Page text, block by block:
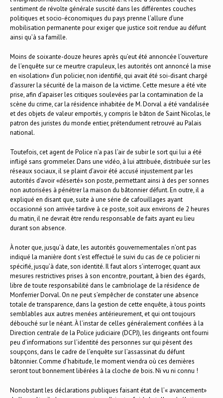
sentiment de révolte générale suscité dans les différentes couches
politiques et socio-économiques du pays prenne l’allure d’une
mobilisation permanente pour exiger que justice soit rendue au défunt
ainsi qu’à sa famille.
Moins de soixante-douze heures après qu’eut été annoncée l’ouverture
de l’enquête sur ce meurtre crapuleux, les autorités ont annoncé la mise
en «isolation» d’un policier, non identifié, qui avait été soi-disant chargé
d’assurer la sécurité de la maison de la victime. Cette mesure a été vite
prise, afin d’apaiser les critiques soulevées par la contamination de la
scène du crime, car la résidence inhabitée de M. Dorval a été vandalisée
et des objets de valeur emportés, y compris le bâton de Saint Nicolas, le
patron des juristes du monde entier, prétendument retrouvé au Palais
national.
Toutefois, cet agent de Police n’a pas l’air de subir le sort qui lui a été
infligé sans grommeler. Dans une vidéo, à lui attribuée, distribuée sur les
réseaux sociaux, il se plaint d’avoir été accusé injustement par les
autorités d’avoir «déserté» son poste, permettant ainsi à des per sonnes
non autorisées à pénétrer la maison du bâtonnier défunt. En outre, il a
expliqué en disant que, suite à une série de cafouillages ayant
occasionné son arrivée tardive à ce poste, soit aux environs de 2 heures
du matin, il ne devrait être rendu responsable de faits ayant eu lieu
durant son absence.
À noter que, jusqu’à date, les autorités gouvernementales n’ont pas
indiqué la manière dont s’est effectué le suivi du cas de ce policier ni
spécifié, jusqu’à date, son identité. Il faut alors s’interroger, quant aux
mesures restrictives prises à son encontre, pourtant, à bien des égards,
libre de toute responsabilité dans le cambriolage de la résidence de
Monferrier Dorval. On ne peut s’empêcher de constater une absence
totale de transparence, dans la gestion de cette enquête, à tous points
semblables aux autres menées antérieurement, et qui ont toujours
débouché sur le néant. À l’instar de celles généralement confiées à la
Direction centrale de la Police judiciaire (DCPJ), les dirigeants ont fourni
peu d’informations sur l’identité des personnes sur qui pèsent des
soupçons, dans le cadre de l’enquête sur l’assassinat du défunt
bâtonnier. Comme d’habitude, le moment viendra où ces dernières
seront tout bonnement libérées à la cloche de bois. Ni vu ni connu !
Nonobstant les déclarations publiques faisant état de l’« avancement»